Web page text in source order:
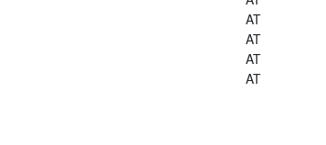
AT
AT
AT
AT